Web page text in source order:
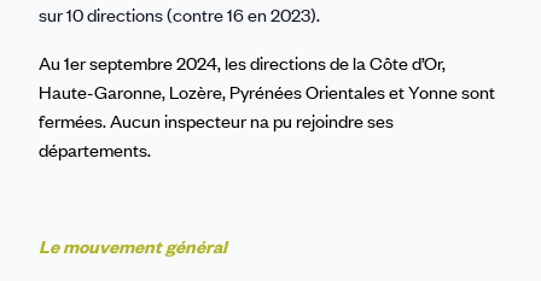
sur 10 directions (contre 16 en 2023).
Au 1er septembre 2024, les directions de la Côte d’Or,
Haute-Garonne, Lozère, Pyrénées Orientales et Yonne sont
fermées. Aucun inspecteur na pu rejoindre ses
départements.
Le mouvement général